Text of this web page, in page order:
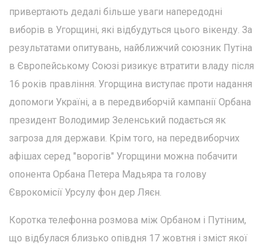
привертають дедалі більше уваги напередодні
виборів в Угорщині, які відбудуться цього вікенду. За
результатами опитувань, найближчий союзник Путіна
в Європейському Союзі ризикує втратити владу після
16 років правління. Угорщина виступає проти надання
допомоги Україні, а в передвиборчій кампанії Орбана
президент Володимир Зеленський подається як
загроза для держави. Крім того, на передвиборчих
афішах серед "ворогів" Угорщини можна побачити
опонента Орбана Петера Мадьяра та голову
Єврокомісії Урсулу фон дер Ляєн.
Коротка телефонна розмова між Орбаном і Путіним,
що відбулася близько опівдня 17 жовтня і зміст якої